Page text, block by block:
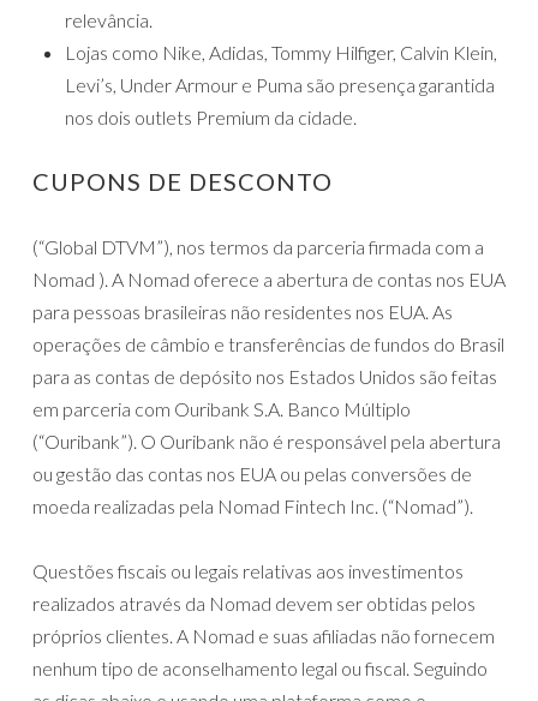
relevância.
Lojas como Nike, Adidas, Tommy Hilfiger, Calvin Klein,
Levi’s, Under Armour e Puma são presença garantida
nos dois outlets Premium da cidade.
CUPONS DE DESCONTO
(“Global DTVM”), nos termos da parceria firmada com a
Nomad ). A Nomad oferece a abertura de contas nos EUA
para pessoas brasileiras não residentes nos EUA. As
operações de câmbio e transferências de fundos do Brasil
para as contas de depósito nos Estados Unidos são feitas
em parceria com Ouribank S.A. Banco Múltiplo
(“Ouribank”). O Ouribank não é responsável pela abertura
ou gestão das contas nos EUA ou pelas conversões de
moeda realizadas pela Nomad Fintech Inc. (“Nomad”).
Questões fiscais ou legais relativas aos investimentos
realizados através da Nomad devem ser obtidas pelos
próprios clientes. A Nomad e suas afiliadas não fornecem
nenhum tipo de aconselhamento legal ou fiscal. Seguindo